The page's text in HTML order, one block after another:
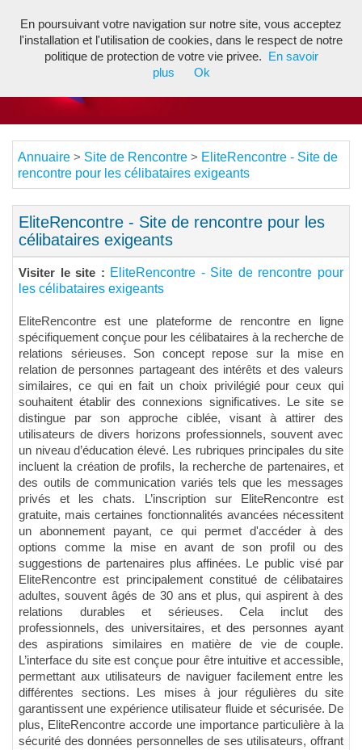
Annuaire > Site de Rencontre > EliteRencontre - Site de
rencontre pour les célibataires exigeants
EliteRencontre - Site de rencontre pour les
célibataires exigeants
Visiter le site : EliteRencontre - Site de rencontre pour
les célibataires exigeants
EliteRencontre est une plateforme de rencontre en ligne
spécifiquement conçue pour les célibataires à la recherche de
relations sérieuses. Son concept repose sur la mise en
relation de personnes partageant des intérêts et des valeurs
similaires, ce qui en fait un choix privilégié pour ceux qui
souhaitent établir des connexions significatives. Le site se
distingue par son approche ciblée, visant à attirer des
utilisateurs de divers horizons professionnels, souvent avec
un niveau d’éducation élevé. Les rubriques principales du site
incluent la création de profils, la recherche de partenaires, et
des outils de communication variés tels que les messages
privés et les chats. L’inscription sur EliteRencontre est
gratuite, mais certaines fonctionnalités avancées nécessitent
un abonnement payant, ce qui permet d'accéder à des
options comme la mise en avant de son profil ou des
suggestions de partenaires plus affinées. Le public visé par
EliteRencontre est principalement constitué de célibataires
adultes, souvent âgés de 30 ans et plus, qui aspirent à des
relations durables et sérieuses. Cela inclut des
professionnels, des universitaires, et des personnes ayant
des aspirations similaires en matière de vie de couple.
L’interface du site est conçue pour être intuitive et accessible,
permettant aux utilisateurs de naviguer facilement entre les
différentes sections. Les mises à jour régulières du site
garantissent une expérience utilisateur fluide et sécurisée. De
plus, EliteRencontre accorde une importance particulière à la
sécurité des données personnelles de ses utilisateurs, offrant
En poursuivant votre navigation sur notre site, vous acceptez
l'installation et l'utilisation de cookies, dans le respect de notre
politique de protection de votre vie privee.
En savoir
plus
Ok